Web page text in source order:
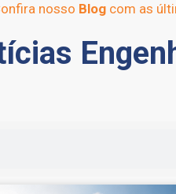
nosso Blogcom as